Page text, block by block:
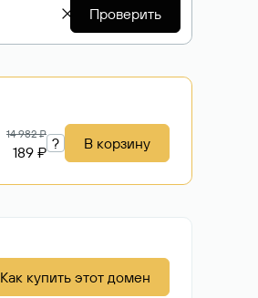
Проверить
14 982 ₽
189 ₽ ? В корзину
Как купить этот домен